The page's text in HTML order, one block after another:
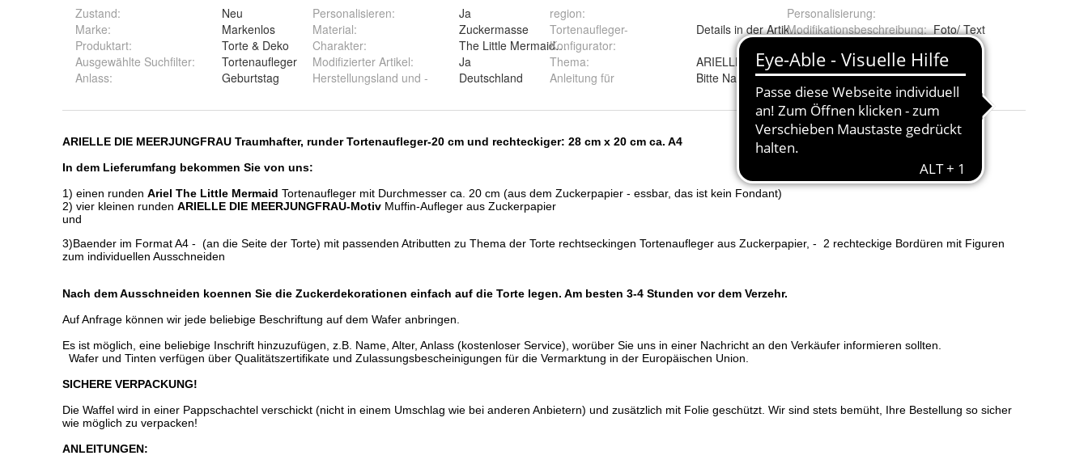
Zustand:
Neu
Marke:
Markenlos
Produktart:
Torte & Deko
Ausgewählte Suchfilter:
Tortenaufleger
Anlass: Geburtstag
Personalisieren:
Ja
Material:
Zuckermasse
Charakter:
The Little Mermaid Ariel
Modifizierter Artikel:
Ja
Herstellungsland und -
region:
Deutschland
Tortenaufleger-
Konfigurator:
Details in der Artikelbeschreibung
Thema:
ARIELLE DIE MEERJUNGFRAU
Anleitung für
Personalisierung:
Bitte Name und Alter
Modifikationsbeschreibung: Foto/ Text